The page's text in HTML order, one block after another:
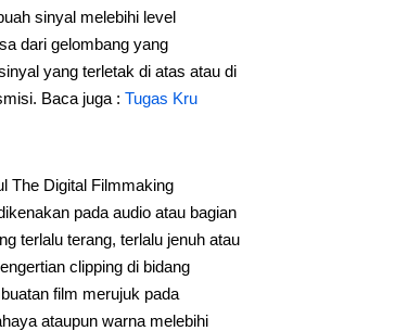
sinyal melebihi level
dari gelombang yang
yang terletak di atas atau di
Baca juga : Tugas Kru
The Digital Filmmaking
pada audio atau bagian
terlalu terang, terlalu jenuh atau
clipping di bidang
film merujuk pada
ataupun warna melebihi